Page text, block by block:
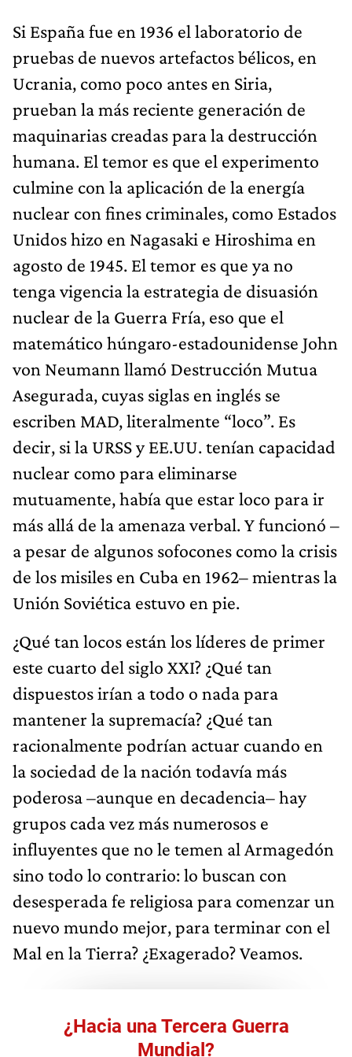
Si España fue en 1936 el laboratorio de
pruebas de nuevos artefactos bélicos, en
Ucrania, como poco antes en Siria,
prueban la más reciente generación de
maquinarias creadas para la destrucción
humana. El temor es que el experimento
culmine con la aplicación de la energía
nuclear con fines criminales, como Estados
Unidos hizo en Nagasaki e Hiroshima en
agosto de 1945. El temor es que ya no
tenga vigencia la estrategia de disuasión
nuclear de la Guerra Fría, eso que el
matemático húngaro-estadounidense John
von Neumann llamó Destrucción Mutua
Asegurada, cuyas siglas en inglés se
escriben MAD, literalmente “loco”. Es
decir, si la URSS y EE.UU. tenían capacidad
nuclear como para eliminarse
mutuamente, había que estar loco para ir
más allá de la amenaza verbal. Y funcionó –
a pesar de algunos sofocones como la crisis
de los misiles en Cuba en 1962– mientras la
Unión Soviética estuvo en pie.
¿Qué tan locos están los líderes de primer
este cuarto del siglo XXI? ¿Qué tan
dispuestos irían a todo o nada para
mantener la supremacía? ¿Qué tan
racionalmente podrían actuar cuando en
la sociedad de la nación todavía más
poderosa –aunque en decadencia– hay
grupos cada vez más numerosos e
influyentes que no le temen al Armagedón
sino todo lo contrario: lo buscan con
desesperada fe religiosa para comenzar un
nuevo mundo mejor, para terminar con el
Mal en la Tierra? ¿Exagerado? Veamos.
¿Hacia una Tercera Guerra
Mundial?